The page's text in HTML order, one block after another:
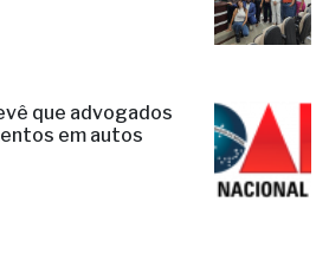
que advogados
em autos